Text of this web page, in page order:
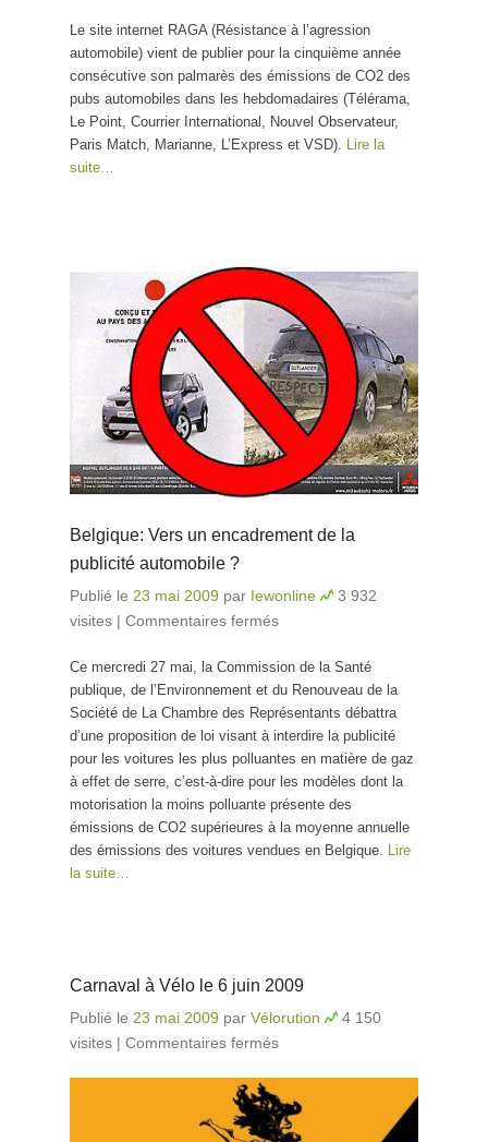
Le site internet RAGA (Résistance à l’agression
automobile) vient de publier pour la cinquième année
consécutive son palmarès des émissions de CO2 des
pubs automobiles dans les hebdomadaires (Télérama,
Le Point, Courrier International, Nouvel Observateur,
Paris Match, Marianne, L’Express et VSD). Lire la
suite…
Belgique: Vers un encadrement de la
publicité automobile ?
Publié le 23 mai 2009 par Iewonline
3 932
visites | Commentaires fermés
publicité automobile ?
Ce mercredi 27 mai, la Commission de la Santé
publique, de l’Environnement et du Renouveau de la
Société de La Chambre des Représentants débattra
d’une proposition de loi visant à interdire la publicité
pour les voitures les plus polluantes en matière de gaz
à effet de serre, c’est-à-dire pour les modèles dont la
motorisation la moins polluante présente des
émissions de CO2 supérieures à la moyenne annuelle
des émissions des voitures vendues en Belgique. Lire
la suite…
Carnaval à Vélo le 6 juin 2009
Publié le 23 mai 2009 par Vélorution
4 150
visites | Commentaires fermés